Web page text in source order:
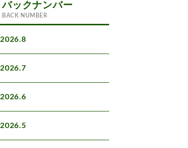
バックナンバー
BACK NUMBER
2026.8
2026.7
2026.6
2026.5